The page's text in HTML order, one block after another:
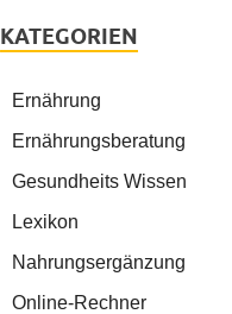
KATEGORIEN
Ernährung
Ernährungsberatung
Gesundheits Wissen
Lexikon
Nahrungsergänzung
Online-Rechner